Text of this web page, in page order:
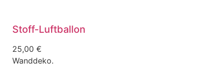
Stoff-Luftballon
25,00 €
Wanddeko.